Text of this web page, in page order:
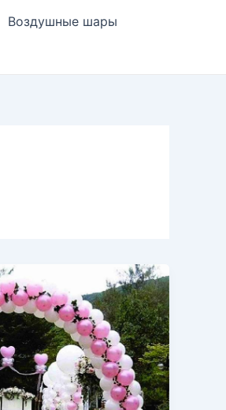
Воздушные шары